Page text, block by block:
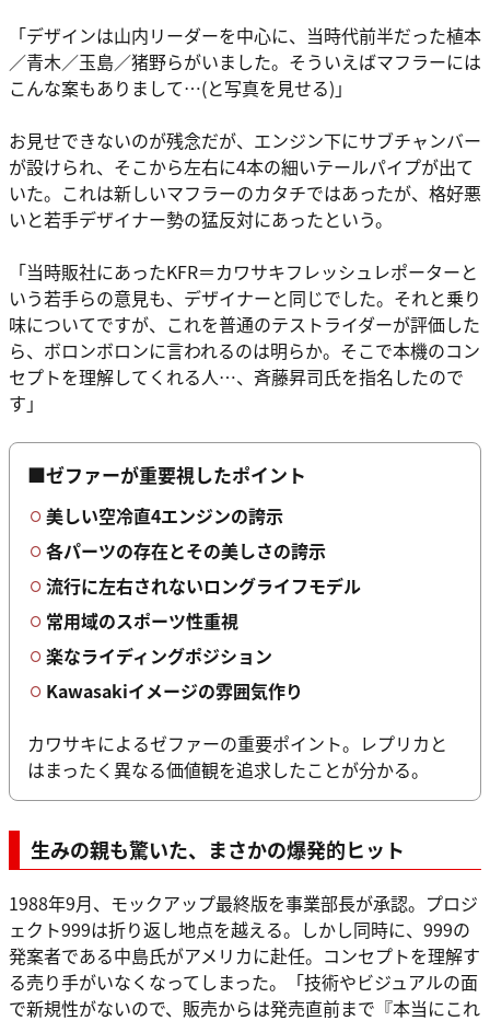
「デザインは山内リーダーを中心に、当時代前半だった植本
／青木／玉島／猪野らがいました。そういえばマフラーには
こんな案もありまして…(と写真を見せる)」
お見せできないのが残念だが、エンジン下にサブチャンバー
が設けられ、そこから左右に4本の細いテールパイプが出て
いた。これは新しいマフラーのカタチではあったが、格好悪
いと若手デザイナー勢の猛反対にあったという。
「当時販社にあったKFR＝カワサキフレッシュレポーターと
いう若手らの意見も、デザイナーと同じでした。それと乗り
味についてですが、これを普通のテストライダーが評価した
ら、ボロンボロンに言われるのは明らか。そこで本機のコン
セプトを理解してくれる人…、斉藤昇司氏を指名したので
す」
■ゼファーが重要視したポイント
美しい空冷直4エンジンの誇示
各パーツの存在とその美しさの誇示
流行に左右されないロングライフモデル
常用域のスポーツ性重視
楽なライディングポジション
Kawasakiイメージの雰囲気作り
カワサキによるゼファーの重要ポイント。レプリカと
はまったく異なる価値観を追求したことが分かる。
生みの親も驚いた、まさかの爆発的ヒット
1988年9月、モックアップ最終版を事業部長が承認。プロジ
ェクト999は折り返し地点を越える。しかし同時に、999の
発案者である中島氏がアメリカに赴任。コンセプトを理解す
る売り手がいなくなってしまった。「技術やビジュアルの面
で新規性がないので、販売からは発売直前まで『本当にこれ